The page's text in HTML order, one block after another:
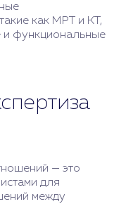
как МРТ и КТ,
и функциональные
— это
для
между